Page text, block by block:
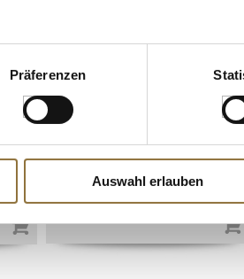
Präferenzen
Auswahl erlauben
Acquerello Carnaroli Risotto
Art.Nr.:10054